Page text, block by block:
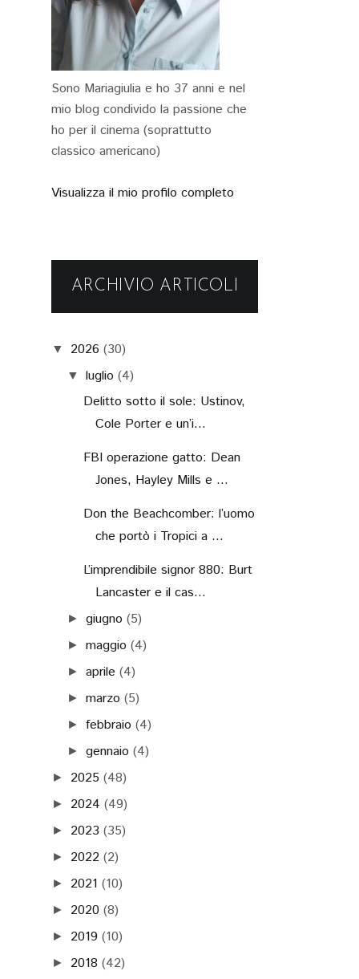
Sono Mariagiulia e ho 37 anni e nel
mio blog condivido la passione che
ho per il cinema (soprattutto
classico americano)
Visualizza il mio profilo completo
ARCHIVIO ARTICOLI
▼ 2026 (30)
▼ luglio (4)
Delitto sotto il sole: Ustinov,
Cole Porter e un’i...
FBI operazione gatto: Dean
Jones, Hayley Mills e ...
Don the Beachcomber: l’uomo
che portò i Tropici a ...
L’imprendibile signor 880: Burt
Lancaster e il cas...
►giugno (5)
►maggio (4)
►aprile (4)
►marzo (5)
►febbraio (4)
►gennaio (4)
► 2025 (48)
► 2024 (49)
► 2023 (35)
► 2022 (2)
► 2021 (10)
► 2020 (8)
► 2019 (10)
► 2018 (42)